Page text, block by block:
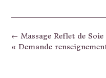
Post
navigation
← Massage Reflet de Soie
« Demande